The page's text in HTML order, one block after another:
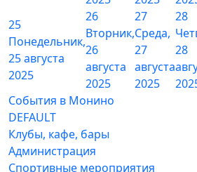
25
Понедельник,
25 августа
2025
26
Вторник,
26
августа
2025
27
Среда,
27
августа
2025
28
28
События в Монино
DEFAULT
Клубы, кафе, бары
Администрация
Спортивные мероприятия